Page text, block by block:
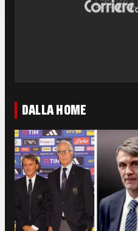
DALLA HOME